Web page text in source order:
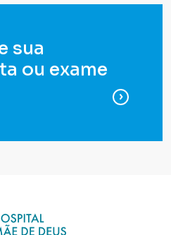
sua
ou exame
para